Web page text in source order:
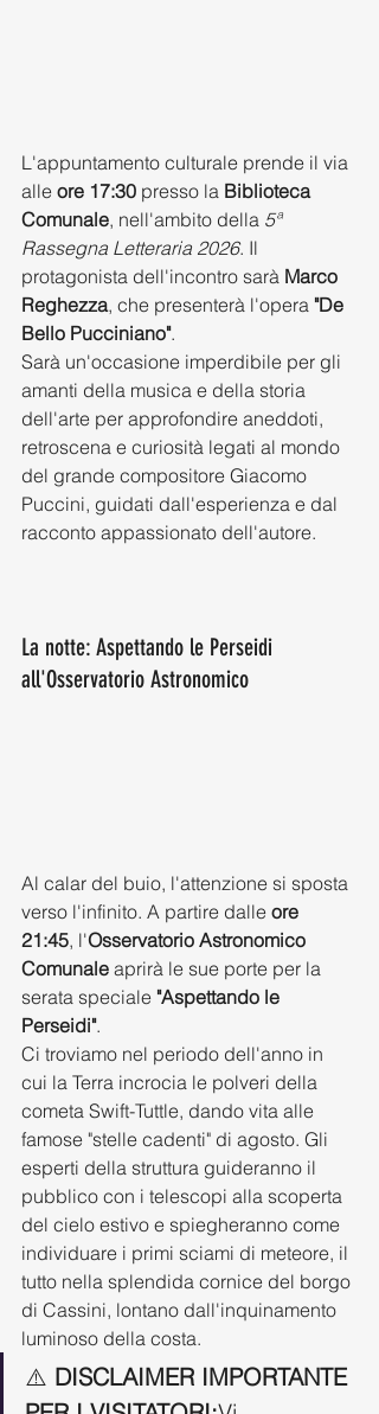
L'appuntamento culturale prende il via
alle ore 17:30 presso la Biblioteca
Comunale, nell'ambito della 5ª
Rassegna Letteraria 2026. Il
protagonista dell'incontro sarà Marco
Reghezza, che presenterà l'opera "De
Bello Pucciniano".
Sarà un'occasione imperdibile per gli
amanti della musica e della storia
dell'arte per approfondire aneddoti,
retroscena e curiosità legati al mondo
del grande compositore Giacomo
Puccini, guidati dall'esperienza e dal
racconto appassionato dell'autore.
La notte: Aspettando le Perseidi
all'Osservatorio Astronomico
Al calar del buio, l'attenzione si sposta
verso l'infinito. A partire dalle ore
21:45, l'Osservatorio Astronomico
Comunale aprirà le sue porte per la
serata speciale "Aspettando le
Perseidi".
Ci troviamo nel periodo dell'anno in
cui la Terra incrocia le polveri della
cometa Swift-Tuttle, dando vita alle
famose "stelle cadenti" di agosto. Gli
esperti della struttura guideranno il
pubblico con i telescopi alla scoperta
del cielo estivo e spiegheranno come
individuare i primi sciami di meteore, il
tutto nella splendida cornice del borgo
di Cassini, lontano dall'inquinamento
luminoso della costa.
⚠️ DISCLAIMER IMPORTANTE